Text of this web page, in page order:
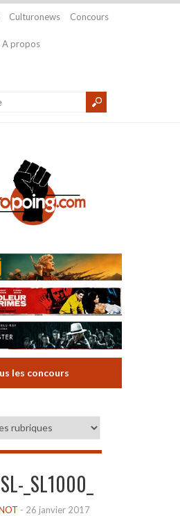
Culturonews Concours
A propos
les concours
_SL1000_
- 26 janvier 2017